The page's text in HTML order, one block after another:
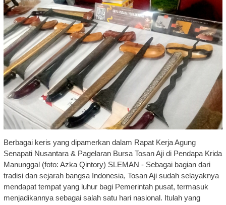
Berbagai keris yang dipamerkan dalam Rapat Kerja Agung
Senapati Nusantara & Pagelaran Bursa Tosan Aji di Pendapa Krida
Manunggal (foto: Azka Qintory) SLEMAN - Sebagai bagian dari
tradisi dan sejarah bangsa Indonesia, Tosan Aji sudah selayaknya
mendapat tempat yang luhur bagi Pemerintah pusat, termasuk
menjadikannya sebagai salah satu hari nasional. Itulah yang